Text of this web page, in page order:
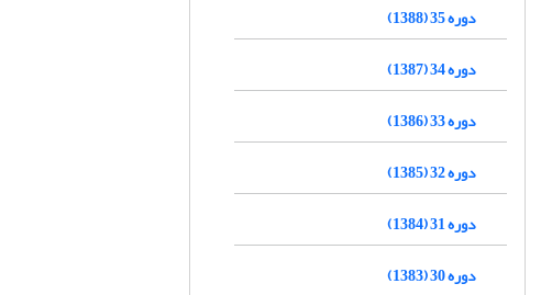
دوره 35 (1388)
دوره 34 (1387)
دوره 33 (1386)
دوره 32 (1385)
دوره 31 (1384)
دوره 30 (1383)